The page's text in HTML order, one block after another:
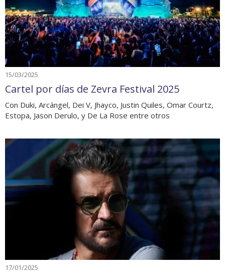
15/03/2025
Cartel por días de Zevra Festival 2025
Con Duki, Arcángel, Dei V, Jhayco, Justin Quiles, Omar Courtz,
Estopa, Jason Derulo, y De La Rose entre otros
17/01/2025